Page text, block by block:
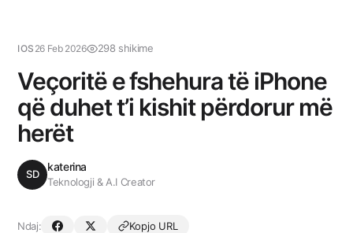
IOS 26 Feb 2026 298 shikime
Veçoritë e fshehura të iPhone
që duhet t’i kishit përdorur më
herët
SD
katerina
Teknologji & A.I Creator
Ndaj: Kopjo URL